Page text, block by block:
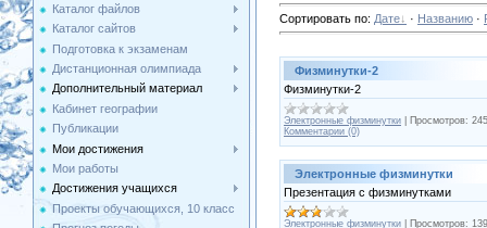
Каталог файлов
Каталог сайтов
Подготовка к экзаменам
Дистанционная олимпиада
Дополнительный материал
Кабинет географии
Публикации
Мои достижения
Мои работы
Достижения учащихся
Проекты обучающихся, 10 класс
Сортировать по: Дате · Названию ·
Физминутки-2
Физминутки-2
Электронные физминутки Просмотров:
Комментарии (0)
Электронные физминутки
Презентация с физминутками
Электронные физминутки Просмотров: